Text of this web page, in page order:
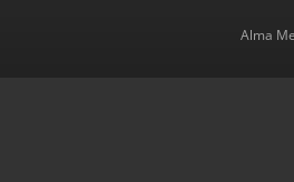
Alma